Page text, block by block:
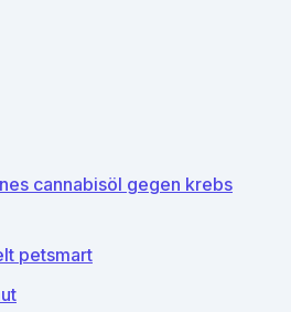
cannabisöl gegen krebs
petsmart